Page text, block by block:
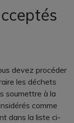
devez procéder
les déchets
soumettre à la
comme
dans la liste ci-